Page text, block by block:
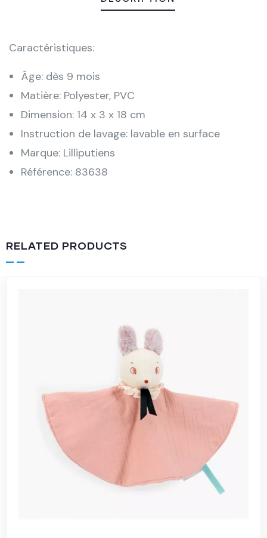
Caractéristiques:
Âge: dès 9 mois
Matière: Polyester, PVC
Dimension: 14 x 3 x 18 cm
Instruction de lavage: lavable en surface
Marque: Lilliputiens
Référence: 83638
RELATED PRODUCTS